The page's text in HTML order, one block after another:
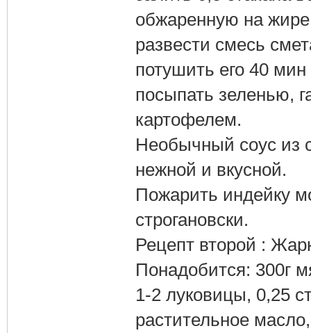
обжаренную на
развести смесь
потушить его 40
посыпать зеленью,
картофелем.
Необычный соус из
нежной и вкусной.
Пожарить индейку
строгановски.
Рецепт второй :
Понадобится: 300г
1-2 луковицы, 0,25
растительное